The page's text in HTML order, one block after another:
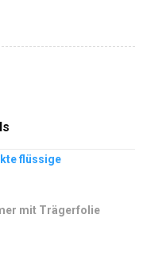
flüssige
mit Trägerfolie